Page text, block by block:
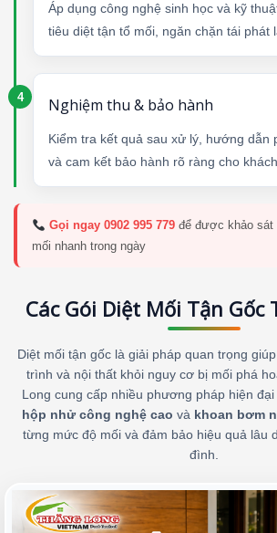
Áp dụng công nghệ sinh học và kỹ
tiêu diệt tận tổ mối, ngăn chặn tái phát
Nghiệm thu & bảo hành
Kiểm tra kết quả sau xử lý, hướng dẫn
và cam kết bảo hành rõ ràng cho
Gọi ngay 0902 995 779để được khảo sát
mối nhanh trong ngày
Các Gói Diệt Mối Tận Gốc
Diệt mối tận gốc là giải pháp quan trọng
trình và nội thất khỏi nguy cơ bị mối phá
Long cung cấp nhiều phương pháp hiện
hộp nhử công nghệ cao và khoan bơm
từng mức độ mối và đảm bảo hiệu quả lâu
đình.